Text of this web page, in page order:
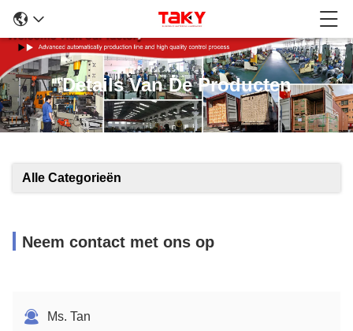
Details Van De Producten
Alle Categorieën
Neem contact met ons op
Ms. Tan